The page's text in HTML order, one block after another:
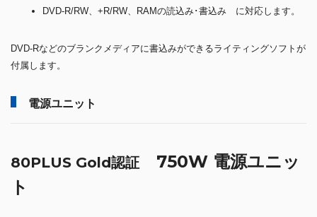
DVD-R/RW、+R/RW、RAMの読込み･書込み に対応します。
DVD-Rなどのブランクメディアに書込みができるライティングソフトが
付属します。
電源ユニット
80PLUS Gold認証 750W 電源ユニッ
ト